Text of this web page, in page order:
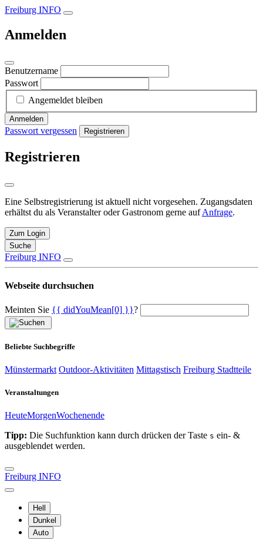
Freiburg INFO
Anmelden
Benutzername
Passwort
Angemeldet bleiben
Anmelden
Passwort vergessen Registrieren
Registrieren
Eine Selbstregistrierung ist aktuell nicht vorgesehen. Zugangsdaten
erhältst du als Veranstalter oder Gastronom gerne aufAnfrage.
Zum Login
Suche
Freiburg INFO
Webseite durchsuchen
Meinten Sie {{ didYouMean[0] }}?
Beliebte Suchbegriffe
Münstermarkt Outdoor-Aktivitäten Mittagstisch Freiburg Stadtteile
Veranstaltungen
HeuteMorgenWochenende
Tipp: Die Suchfunktion kann durch drücken der Taste s ein- &
ausgeblendet werden.
Freiburg INFO
Hell
Dunkel
Auto